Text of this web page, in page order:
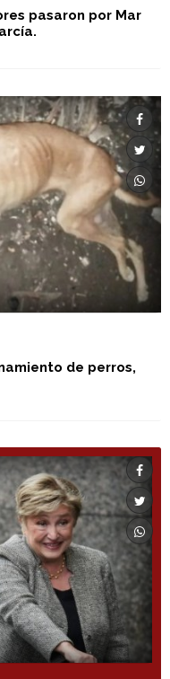
pasaron por Mar
de perros,